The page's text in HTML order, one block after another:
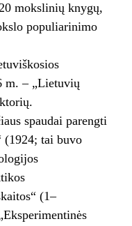
mokslinių knygų,
populiarinimo
m. – „Lietuvių
spaudai parengti
(1924; tai buvo
(1–